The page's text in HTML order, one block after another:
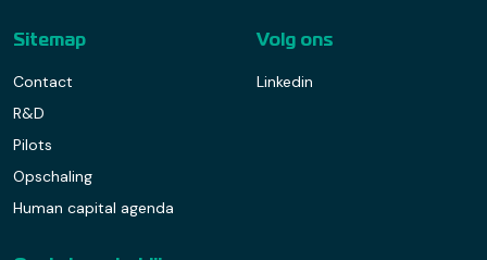
Sitemap
Contact
R&D
Pilots
Opschaling
Human capital agenda
Volg ons
Linkedin